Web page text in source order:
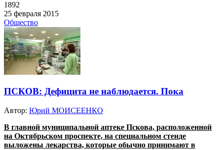
1892
25 февраля 2015
Общество
ПСКОВ: Дефицита не наблюдается. Пока
Автор: Юрий МОИСЕЕНКО
В главной муниципальной аптеке Пскова, расположенной
на Октябрьском проспекте, на специальном стенде
выложены лекарства, которые обычно принимают в